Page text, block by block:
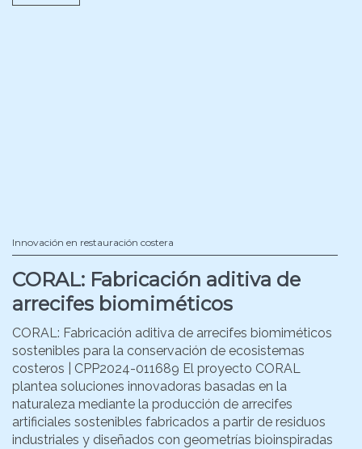
Innovación en restauración costera
CORAL: Fabricación aditiva de
arrecifes biomiméticos
CORAL: Fabricación aditiva de arrecifes biomiméticos
sostenibles para la conservación de ecosistemas
costeros | CPP2024-011689 El proyecto CORAL
plantea soluciones innovadoras basadas en la
naturaleza mediante la producción de arrecifes
artificiales sostenibles fabricados a partir de residuos
industriales y diseñados con geometrías bioinspiradas